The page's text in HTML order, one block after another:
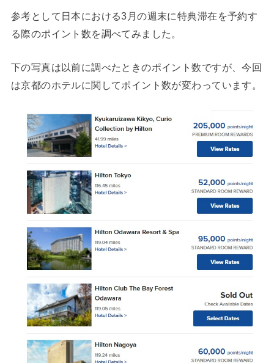
参考として日本における3月の週末に特典滞在を予約す
る際のポイント数を調べてみました。
下の写真は以前に調べたときのポイント数ですが、今回
は京都のホテルに関してポイント数が変わっています。